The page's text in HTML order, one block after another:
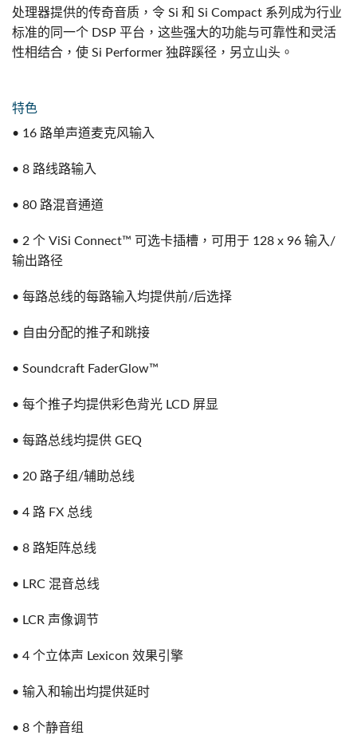
处理器提供的传奇音质，令 Si 和 Si Compact 系列成为行业
标准的同一个 DSP 平台，这些强大的功能与可靠性和灵活
性相结合，使 Si Performer 独辟蹊径，另立山头。
特色
• 16 路单声道麦克风输入
• 8 路线路输入
• 80 路混音通道
• 2 个 ViSi Connect™ 可选卡插槽，可用于 128 x 96 输入/
输出路径
• 每路总线的每路输入均提供前/后选择
• 自由分配的推子和跳接
• Soundcraft FaderGlow™
• 每个推子均提供彩色背光 LCD 屏显
• 每路总线均提供 GEQ
• 20 路子组/辅助总线
• 4 路 FX 总线
• 8 路矩阵总线
• LRC 混音总线
• LCR 声像调节
• 4 个立体声 Lexicon 效果引擎
• 输入和输出均提供延时
• 8 个静音组